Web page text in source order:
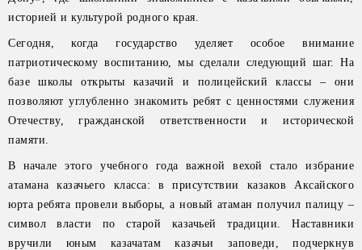
историей и культурой родного края.
Сегодня, когда государство уделяет особое внимание
патриотическому воспитанию, мы сделали следующий шаг. На
базе школы открыты казачий и полицейский классы – они
позволяют углубленно знакомить ребят с ценностями служения
Отечеству, гражданской ответственности и исторической
памяти.
В начале этого учебного года важной вехой стало избрание
атамана казачьего класса: в присутствии казаков Аксайского
юрта ребята провели выборы, а новый атаман получил палицу –
символ власти по старой казачьей традиции. Наставники
вручили юным казачатам казачьи заповеди, подчеркнув